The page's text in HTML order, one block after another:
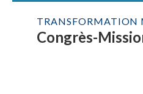
TRANSFORMATION
Congrès-